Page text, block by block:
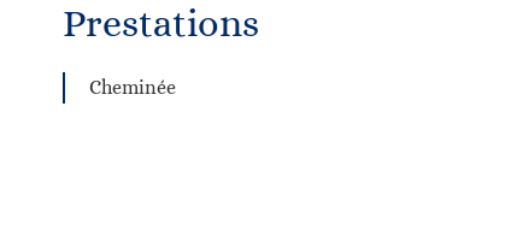
Prestations
Cheminée